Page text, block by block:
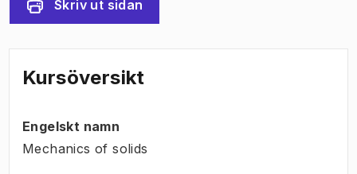
Skriv ut sidan
Kursöversikt
Engelskt namn
Mechanics of solids